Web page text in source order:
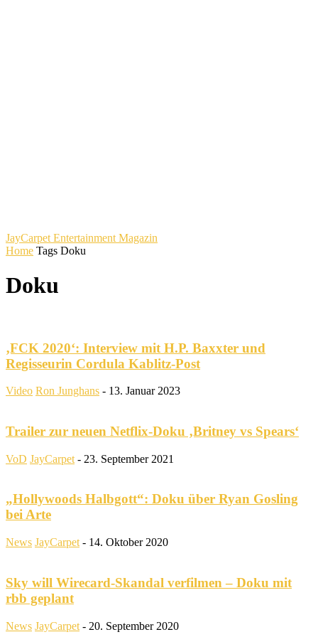
JayCarpet Entertainment Magazin
Home Tags Doku
Doku
‚FCK 2020‘: Interview mit H.P. Baxxter und
Regisseurin Cordula Kablitz-Post
Video Ron Junghans - 13. Januar 2023
Trailer zur neuen Netflix-Doku ‚Britney vs Spears‘
VoD JayCarpet - 23. September 2021
„Hollywoods Halbgott“: Doku über Ryan Gosling
bei Arte
News JayCarpet - 14. Oktober 2020
Sky will Wirecard-Skandal verfilmen – Doku mit
rbb geplant
News JayCarpet - 20. September 2020